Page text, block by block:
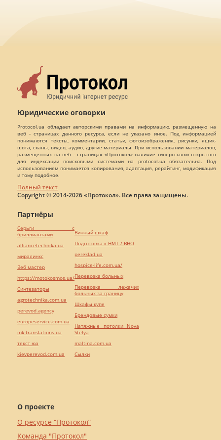
Юридические оговорки
Protocol.ua обладает авторскими правами на информацию, размещенную на
веб - страницах данного ресурса, если не указано иное. Под информацией
понимаются тексты, комментарии, статьи, фотоизображения, рисунки, ящик-
шота, сканы, видео, аудио, другие материалы. При использовании материалов,
размещенных на веб - страницах «Протокол» наличие гиперссылки открытого
для индексации поисковыми системами на protocol.ua обязательна. Под
использованием понимается копирования, адаптация, рерайтинг, модификация
и тому подобное.
Полный текст
Copyright © 2014-2026 «Протокол». Все права защищены.
О проекте
О ресурсе “Протокол”
Команда "Протокол"
Партнёры
Серьги с
бриллиантами
alliancetechnika.ua
миралинкс
Веб мастер
https://motokosmos.ua/
Синтезаторы
agrotechnika.com.ua
perevod.agency
europeservice.com.ua
mk-translations.ua
текст юа
kievperevod.com.ua
Винный шкаф
Подготовка к НМТ / ВНО
pereklad.ua
hospice-life.com.ua/
Перевозка больных
Перевозка лежачих
больных за границу
Шкафы купе
Брендовые сумки
Натяжные потолки Nova
Stelya
maltina.com.ua
Cылки